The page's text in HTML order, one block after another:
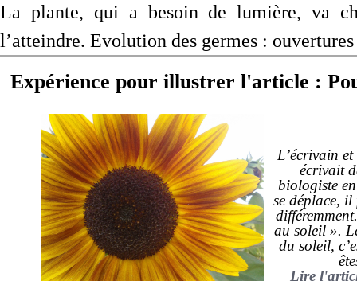
La plante, qui a besoin de lumière, va
l’atteindre. Evolution des germes :
Expérience pour illustrer l'article :
L’écrivain
écrivait
biologiste
se déplace, il
au soleil ».
du soleil,
Lire